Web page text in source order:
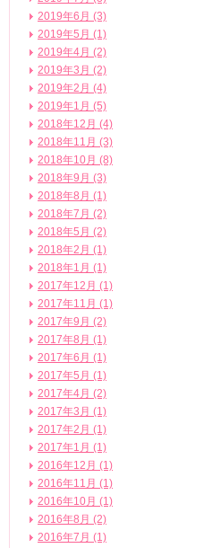
2019年6月 (3)
2019年5月 (1)
2019年4月 (2)
2019年3月 (2)
2019年2月 (4)
2019年1月 (5)
2018年12月 (4)
2018年11月 (3)
2018年10月 (8)
2018年9月 (3)
2018年8月 (1)
2018年7月 (2)
2018年5月 (2)
2018年2月 (1)
2018年1月 (1)
2017年12月 (1)
2017年11月 (1)
2017年9月 (2)
2017年8月 (1)
2017年6月 (1)
2017年5月 (1)
2017年4月 (2)
2017年3月 (1)
2017年2月 (1)
2017年1月 (1)
2016年12月 (1)
2016年11月 (1)
2016年10月 (1)
2016年8月 (2)
2016年7月 (1)